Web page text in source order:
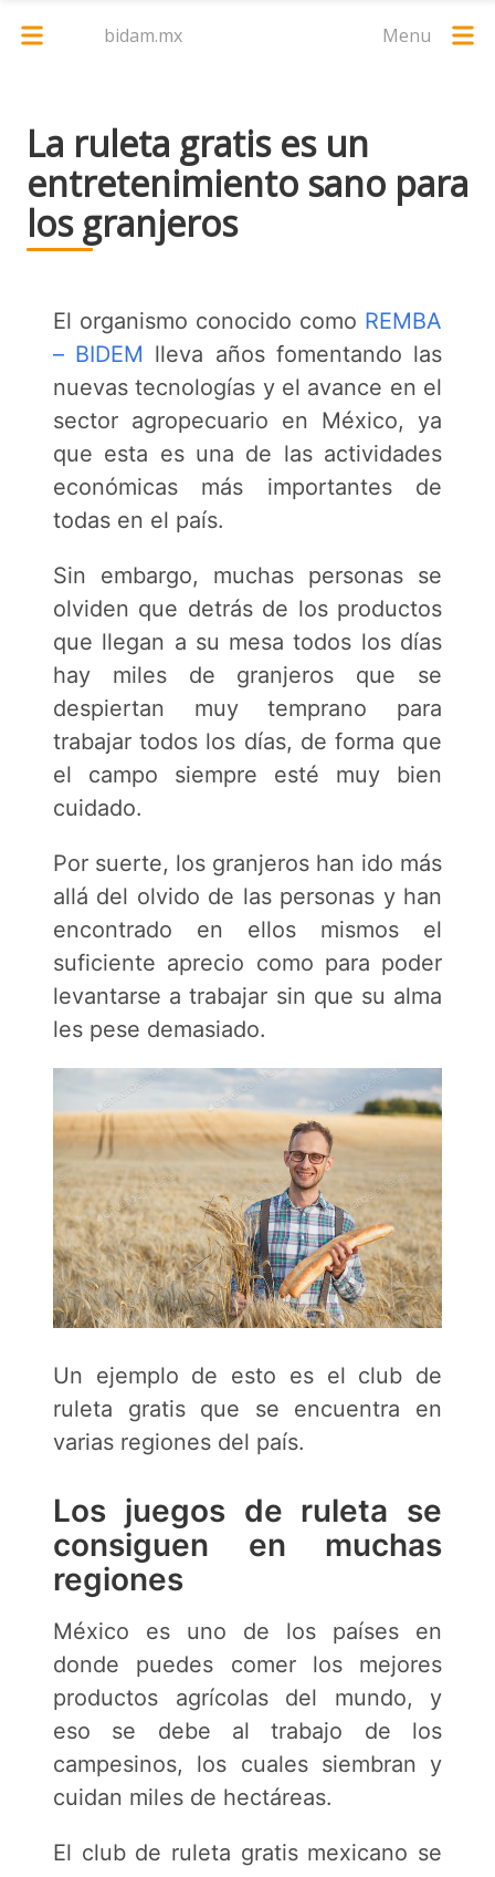
bidam.mx Menu
La ruleta gratis es un
entretenimiento sano para
los granjeros
El organismo conocido como REMBA
– BIDEM lleva años fomentando las
nuevas tecnologías y el avance en el
sector agropecuario en México, ya
que esta es una de las actividades
económicas más importantes de
todas en el país.
Sin embargo, muchas personas se
olviden que detrás de los productos
que llegan a su mesa todos los días
hay miles de granjeros que se
despiertan muy temprano para
trabajar todos los días, de forma que
el campo siempre esté muy bien
cuidado.
Por suerte, los granjeros han ido más
allá del olvido de las personas y han
encontrado en ellos mismos el
suficiente aprecio como para poder
levantarse a trabajar sin que su alma
les pese demasiado.
Un ejemplo de esto es el club de
ruleta gratis que se encuentra en
varias regiones del país.
Los juegos de ruleta se
consiguen en muchas
regiones
México es uno de los países en
donde puedes comer los mejores
productos agrícolas del mundo, y
eso se debe al trabajo de los
campesinos, los cuales siembran y
cuidan miles de hectáreas.
El club de ruleta gratis mexicano se